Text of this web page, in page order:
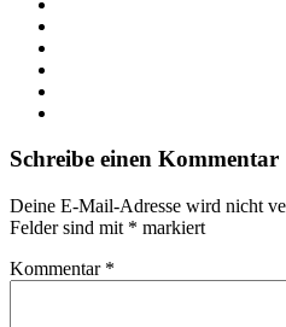
Schreibe einen Kommentar
Deine E-Mail-Adresse wird nicht
Felder sind mit * markiert
Kommentar *